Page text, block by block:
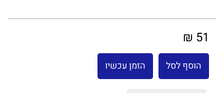
51 ₪
הוסף לסל הזמן עכשיו